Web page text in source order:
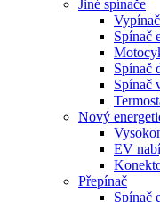
Jiné spínače
Vypínač
Spínač
Spínač
Spínač
Nový
EV
Přepínač
Spínač